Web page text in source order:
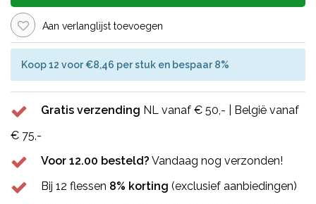
Aan verlanglijst toevoegen
Koop 12 voor €8,46 per stuk en bespaar 8%
Gratis verzending NL vanaf € 50,- | België vanaf
€ 75,-
Voor 12.00 besteld? Vandaag nog verzonden!
Bij 12 flessen 8% korting (exclusief aanbiedingen)